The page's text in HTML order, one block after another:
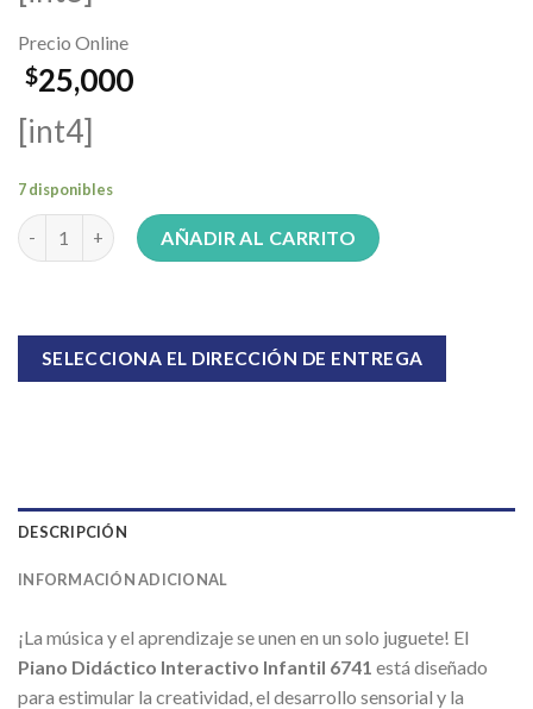
Precio Online
$25,000
[int4]
7 disponibles
Piano con luz y sonido (6741) cantidad
AÑADIR AL CARRITO
SELECCIONA EL DIRECCIÓN DE ENTREGA
DESCRIPCIÓN
INFORMACIÓN ADICIONAL
¡La música y el aprendizaje se unen en un solo juguete! El
Piano Didáctico Interactivo Infantil 6741 está diseñado
para estimular la creatividad, el desarrollo sensorial y la